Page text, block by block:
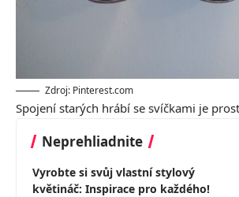
Zdroj: Pinterest.com
Spojení starých hrábí se svíčkami je
Neprehliadnite
Vyrobte si svůj vlastní stylový
květináč: Inspirace pro každého!